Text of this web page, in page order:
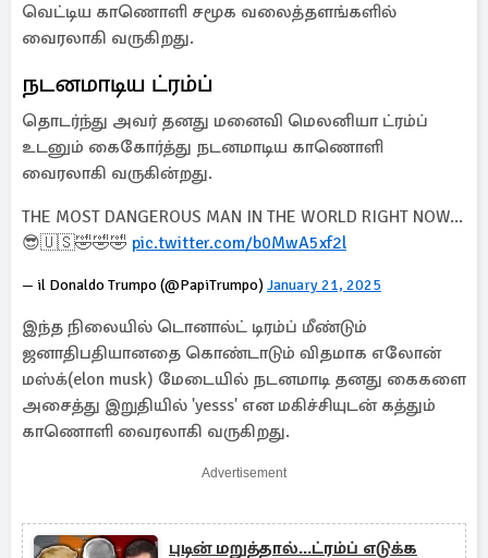
வெட்டிய காணொளி சமூக வலைத்தளங்களில்
வைரலாகி வருகிறது.
நடனமாடிய ட்ரம்ப்
தொடர்ந்து அவர் தனது மனைவி மெலனியா ட்ரம்ப்
உடனும் கைகோர்த்து நடனமாடிய காணொளி
வைரலாகி வருகின்றது.
THE MOST DANGEROUS MAN IN THE WORLD RIGHT NOW...
😎🇺🇸🤣🤣🤣 pic.twitter.com/b0MwA5xf2l
— il Donaldo Trumpo (@PapiTrumpo) January 21, 2025
இந்த நிலையில் டொனால்ட் டிரம்ப் மீண்டும்
ஜனாதிபதியானதை கொண்டாடும் விதமாக எலோன்
மஸ்க்(elon musk) மேடையில் நடனமாடி தனது கைகளை
அசைத்து இறுதியில் 'yesss' என மகிச்சியுடன் கத்தும்
காணொளி வைரலாகி வருகிறது.
Advertisement
புடின் மறுத்தால்...ட்ரம்ப் எடுக்க